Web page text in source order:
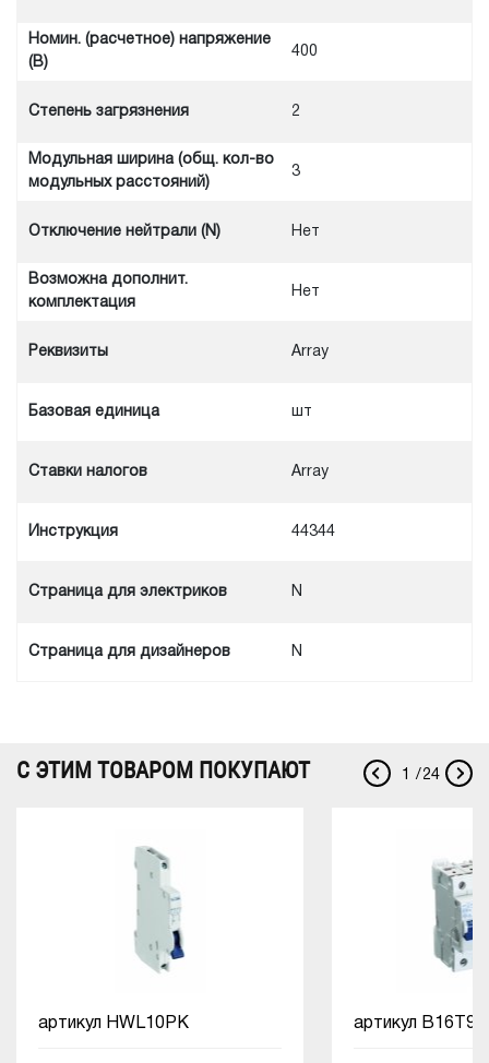
Номин. (расчетное) напряжение
(В)
400
Степень загрязнения 2
Модульная ширина (общ. кол-во
модульных расстояний)
3
Отключение нейтрали (N) Нет
Возможна дополнит.
комплектация
Нет
Реквизиты Array
Базовая единица шт
Ставки налогов Array
Инструкция 44344
Cтраница для электриков N
Cтраница для дизайнеров N
С ЭТИМ ТОВАРОМ ПОКУПАЮТ / 24
артикул HWL10PK артикул B16T9
1